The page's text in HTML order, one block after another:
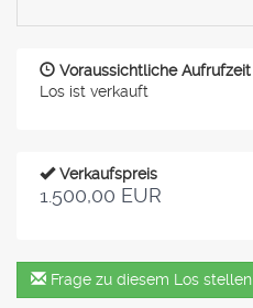
Voraussichtliche Aufrufzeit
Los ist verkauft
Verkaufspreis
1.500,00 EUR
Frage zu diesem Los stellen